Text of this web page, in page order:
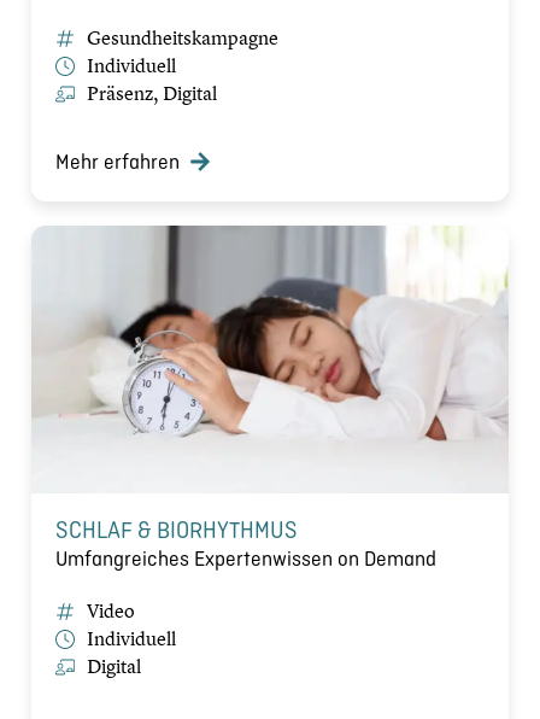
Gesundheitskampagne
Individuell
Präsenz, Digital
Mehr erfahren
SCHLAF & BIORHYTHMUS
Umfangreiches Expertenwissen on Demand
Video
Individuell
Digital